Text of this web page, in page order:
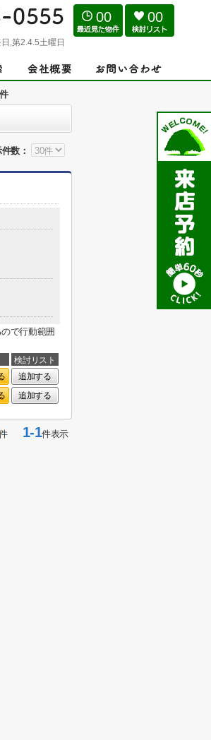
,第2.4.5土曜日
00 00
数：
で行動範囲
検討リスト
追加する
追加する
1-1件表示